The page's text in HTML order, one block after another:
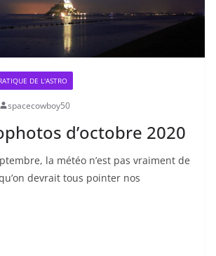
DE L'ASTRO
spacecowboy50
d’octobre 2020
la météo n’est pas vraiment de
devrait tous pointer nos